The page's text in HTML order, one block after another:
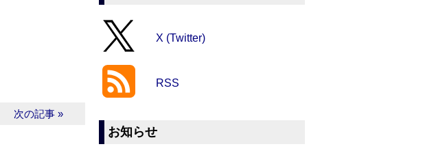
次の記事 »
X (Twitter)
RSS
お知らせ